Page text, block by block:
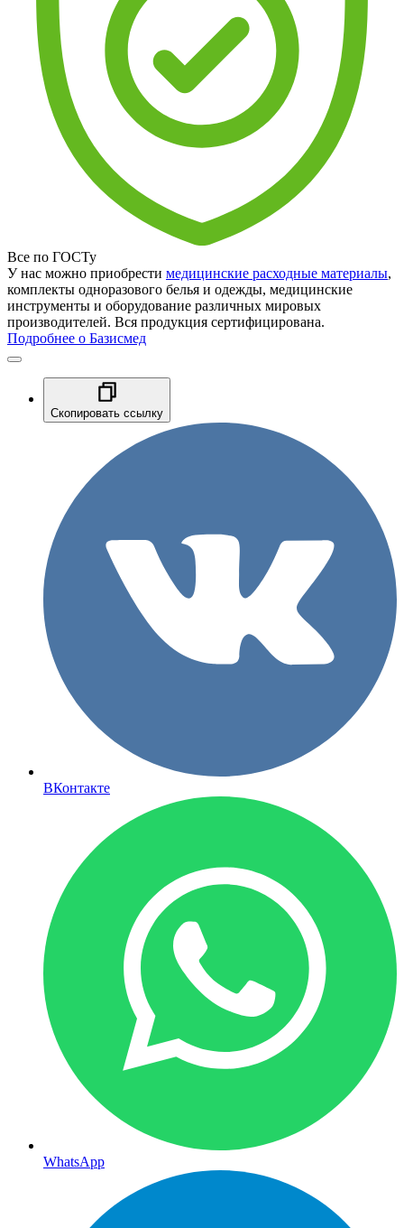
Все по ГОСТу
У нас можно приобрести медицинские расходные материалы,
комплекты одноразового белья и одежды, медицинские
инструменты и оборудование различных мировых
производителей. Вся продукция сертифицирована.
Подробнее о Базисмед
Скопировать ссылку
ВКонтакте
WhatsApp